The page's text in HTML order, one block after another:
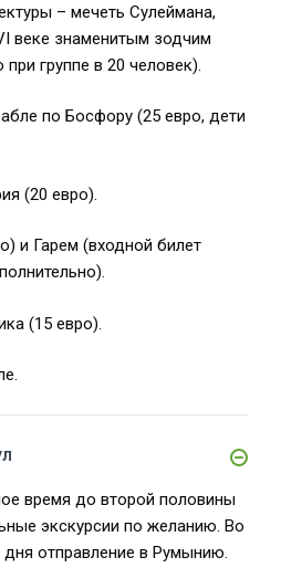
– мечеть Сулеймана,
веке знаменитым зодчим
группе в 20 человек).
по Босфору (25 евро, дети
(20 евро).
и Гарем (входной билет
(15 евро).
время до второй половины
экскурсии по желанию. Во
отправление в Румынию.